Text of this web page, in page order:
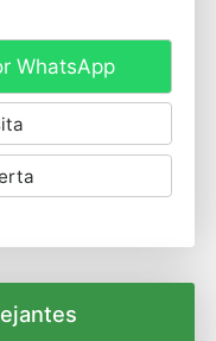
WhatsApp